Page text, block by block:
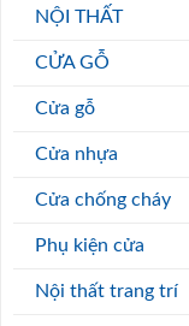
NỘI THẤT
CỬA GỖ
Cửa gỗ
Cửa nhựa
Cửa chống cháy
Phụ kiện cửa
Nội thất trang trí